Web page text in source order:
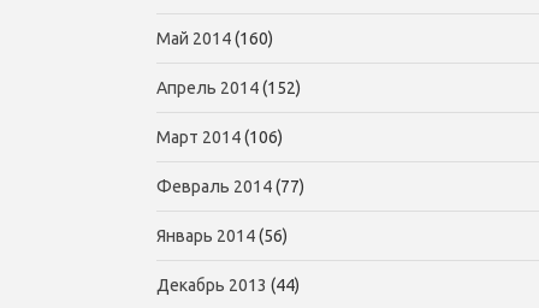
Май 2014(160)
Апрель 2014(152)
Март 2014(106)
Февраль 2014(77)
Январь 2014(56)
Декабрь 2013 (44)